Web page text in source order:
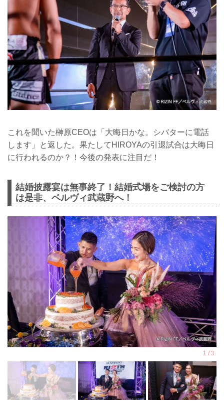
これを聞いた榊原CEOは「大晦日かな。シバターに電話
します」と返した。果たしてHIROYAの引退試合は大晦日
に行われるのか？！今後の発表に注目だ！
結婚披露宴は無事終了！結婚式場をご検討の方
は是非、ベルヴィ武蔵野へ！